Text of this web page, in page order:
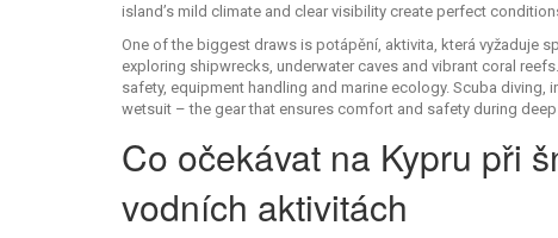
island’s mild climate and clear visibility create perfect
One of the biggest draws is potápění, aktivita, která vyžaduje
exploring shipwrecks, underwater caves and vibrant coral
safety, equipment handling and marine ecology. Scuba diving,
wetsuit – the gear that ensures comfort and safety during
Co očekávat na Kypru při
vodních aktivitách